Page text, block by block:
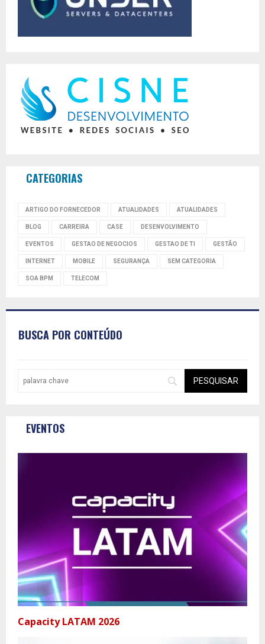
CATEGORIAS
ARTIGO DO FORNECEDOR ATUALIDADES ATUALIDADES
BLOG CARREIRA CASE DESENVOLVIMENTO
EVENTOS GESTAO DE NEGOCIOS GESTAO DE TI GESTÃO
INTERNET MOBILE SEGURANÇA SEM CATEGORIA
SOA BPM TELECOM
BUSCA POR CONTEÚDO
EVENTOS
Capacity LATAM 2026